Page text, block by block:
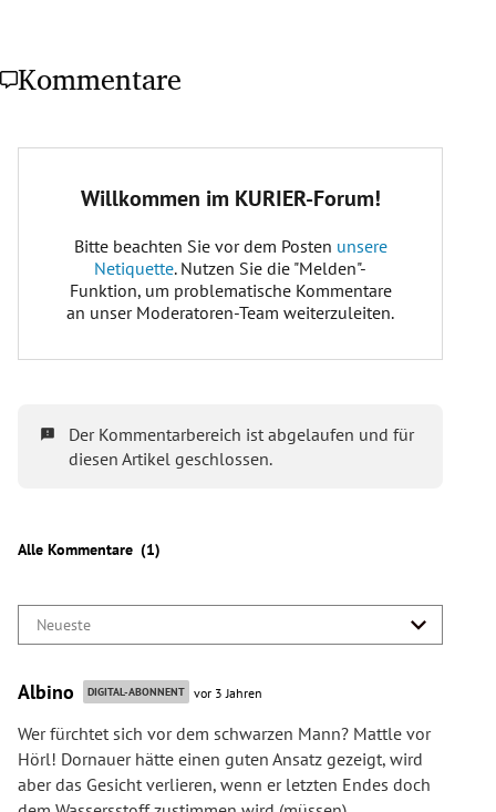
Kommentare